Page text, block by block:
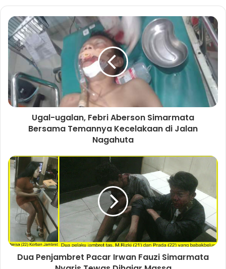
e
b
s
a
c
e
b
o
o
k
w
i
t
t
e
r
i
n
e
d
I
n
o
u
T
u
b
e
i
n
t
e
r
e
s
s
t
a
r
a
m
Ugal-ugalan, Febri Aberson Simarmata
Bersama Temannya Kecelakaan di Jalan
Nagahuta
Dua Penjambret Pacar Irwan Fauzi Simarmata